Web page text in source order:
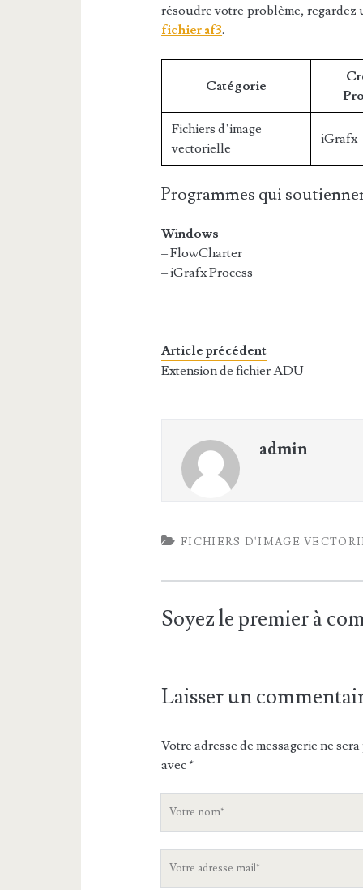
résoudre votre problème, regardez
fichier af3.
Catégorie
Fichiers d’image
vectorielle
iGrafx
Programmes qui
Windows
– FlowCharter
– iGrafx Process
Article précédent
Extension de fichier ADU
admin
FICHIERS D'IMAGE
Soyez le premier à
Laisser un
Votre adresse de messagerie ne
avec*
V
V